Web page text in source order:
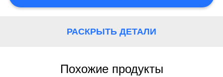
РАСКРЫТЬ ДЕТАЛИ
Похожие продукты